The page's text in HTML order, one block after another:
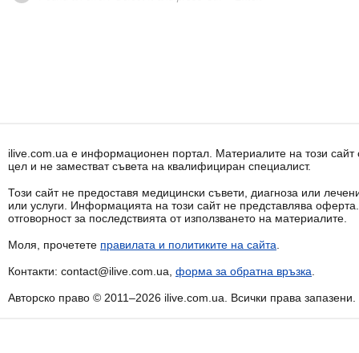
ilive.com.ua е информационен портал. Материалите на този
цел и не заместват съвета на квалифициран специалист.
Този сайт не предоставя медицински съвети, диагноза или
или услуги. Информацията на този сайт не представлява
отговорност за последствията от използването на материалите.
Моля, прочетете правилата и политиките на сайта
Контакти: contact@ilive.com.ua, форма за обратна връзка
Авторско право © 2011–2026 ilive.com.ua. Всички права запазени.